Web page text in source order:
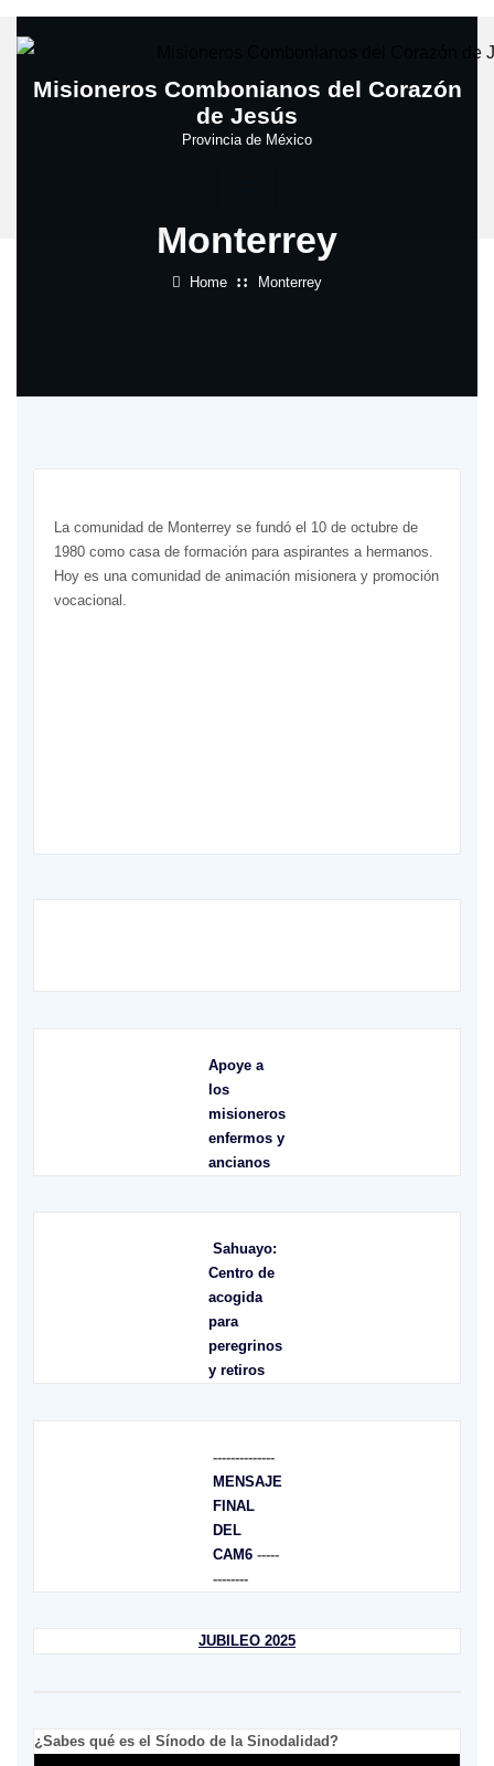
to
Misioneros Combonianos del Corazón
de Jesús
Provincia de México
Monterrey
Home Monterrey
La comunidad de Monterrey se fundó el 10 de octubre de
1980 como casa de formación para aspirantes a hermanos.
Hoy es una comunidad de animación misionera y promoción
vocacional.
Apoye a
los
misioneros
enfermos y
ancianos
Sahuayo:
Centro de
acogida
para
peregrinos
y retiros
--------------
MENSAJE
FINAL
DEL
CAM6-----
--------
JUBILEO 2025
¿Sabes qué es el Sínodo de la Sinodalidad?